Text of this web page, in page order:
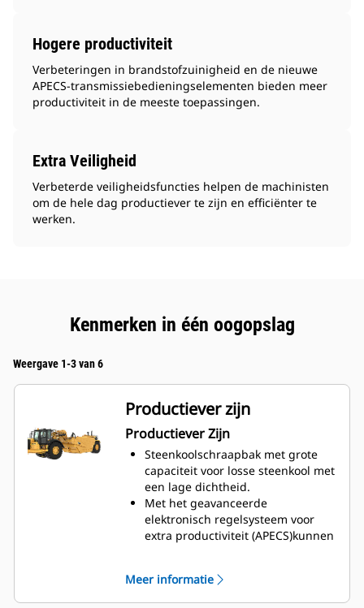
Hogere productiviteit
Verbeteringen in brandstofzuinigheid en de nieuwe
APECS-transmissiebedieningselementen bieden meer
productiviteit in de meeste toepassingen.
Extra Veiligheid
Verbeterde veiligheidsfuncties helpen de machinisten
om de hele dag productiever te zijn en efficiënter te
werken.
Kenmerken in één oogopslag
Weergave 1-3 van 6
Productiever zijn
Productiever Zijn
Steenkoolschraapbak met grote
capaciteit voor losse steenkool met
een lage dichtheid.
Met het geavanceerde
elektronisch regelsysteem voor
extra productiviteit (APECS)kunnen
communicatie stelt de machine in
staat het vermogen en koppel dat
Meer informatie